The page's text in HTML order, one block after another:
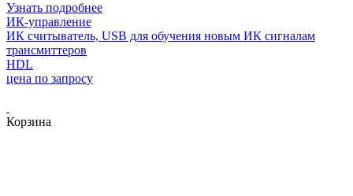
Узнать подробнее
ИК-управление
ИК считыватель, USB для обучения новым ИК сигналам
трансмиттеров
HDL
цена по запросу
Корзина